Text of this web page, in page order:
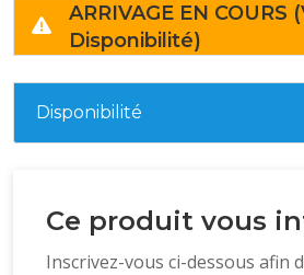
ARRIVAGE EN COURS
Disponibilité)
Disponibilité
Ce produit vous
Inscrivez-vous ci-dessous afin